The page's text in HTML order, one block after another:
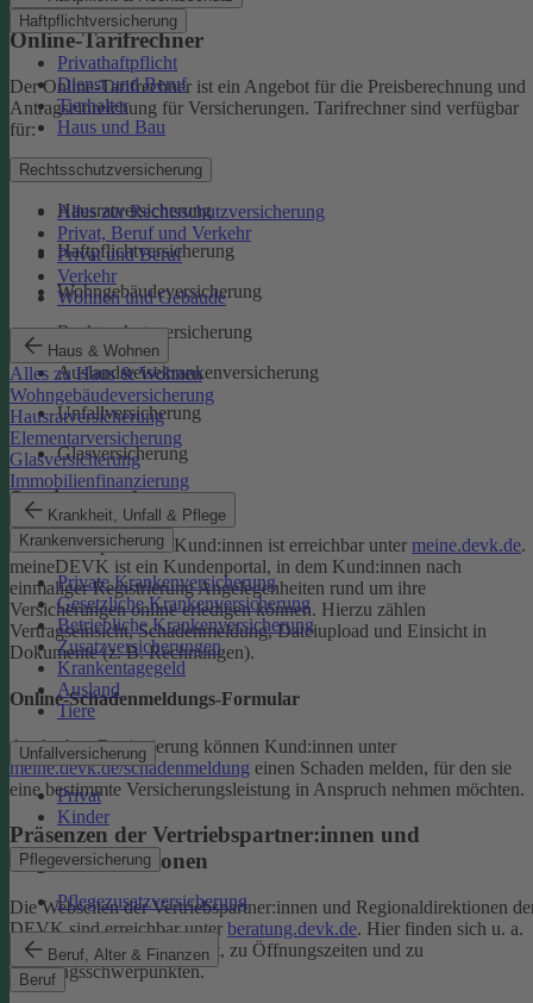
Haftpflichtversicherung
Privathaftpflicht
Dienst und Beruf
Tierhalter
Haus und Bau
Rechtsschutzversicherung
Alles zur Rechtsschutzversicherung
Privat, Beruf und Verkehr
Privat und Beruf
Verkehr
Wohnen und Gebäude
Haus & Wohnen
Alles zu Haus & Wohnen
Wohngebäudeversicherung
Hausratversicherung
Elementarversicherung
Glasversicherung
Immobilienfinanzierung
Krankheit, Unfall & Pflege
Krankenversicherung
Private Krankenversicherung
Gesetzliche Krankenversicherung
Betriebliche Krankenversicherung
Zusatzversicherungen
Krankentagegeld
Ausland
Tiere
Unfallversicherung
Privat
Kinder
Pflegeversicherung
Pflegezusatzversicherung
Beruf, Alter & Finanzen
Beruf
Online-Tarifrechner
Der Online-Tarifrechner ist ein Angebot für die Preisberechnung und
Antragseinreichung für Versicherungen. Tarifrechner sind verfügbar
für:
Kfz-Versicherungen
Hausratversicherung
Haftpflichtversicherung
Wohngebäudeversicherung
Rechtsschutzversicherung
Auslandsreisekrankenversicherung
Unfallversicherung
Glasversicherung
Serviceportal
Das Serviceportal für Kund:innen ist erreichbar unter meine.devk.de.
meineDEVK ist ein Kundenportal, in dem Kund:innen nach
einmaliger Registrierung Angelegenheiten rund um ihre
Versicherungen online erledigen können. Hierzu zählen
Vertragseinsicht, Schadenmeldung, Dateiupload und Einsicht in
Dokumente (z. B. Rechnungen).
Online-Schadenmeldungs-Formular
Auch ohne Registrierung können Kund:innen unter
meine.devk.de/schadenmeldung einen Schaden melden, für den sie
eine bestimmte Versicherungsleistung in Anspruch nehmen möchten.
Präsenzen der Vertriebspartner:innen und
Regionaldirektionen
Die Webseiten der Vertriebspartner:innen und Regionaldirektionen
DEVK sind erreichbar unter beratung.devk.de. Hier finden sich u. a.
Informationen zum Standort, zu Öffnungszeiten und zu
Beratungsschwerpunkten.